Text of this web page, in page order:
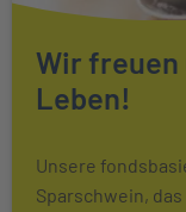
Wir freuen
Leben!
Unsere
Sparschwein,